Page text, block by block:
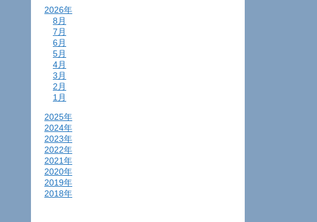
2026年
8月
7月
6月
5月
4月
3月
2月
1月
2025年
2024年
2023年
2022年
2021年
2020年
2019年
2018年